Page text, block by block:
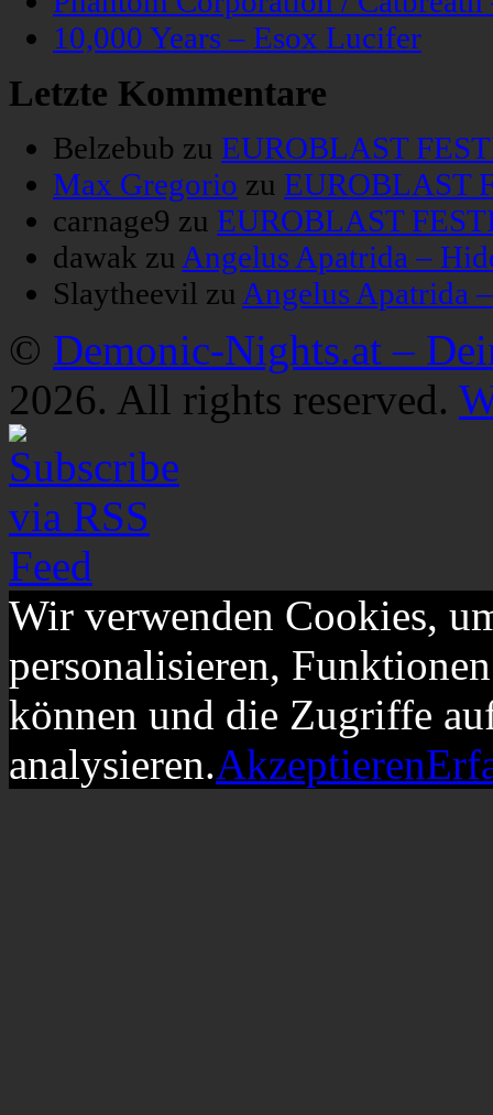
10,000 Years – Esox Lucifer
Letzte Kommentare
Belzebub zu EUROBLAST
Max Gregorio zu EUROBLAST
carnage9 zu EUROBLAST
dawak zu Angelus Apatrida –
Slaytheevil zu Angelus Apatrida
© Demonic-Nights.at –
2026. All rights reserved.
Wir verwenden Cookies,
personalisieren,
können und die Zugriffe
analysieren.Akzeptieren